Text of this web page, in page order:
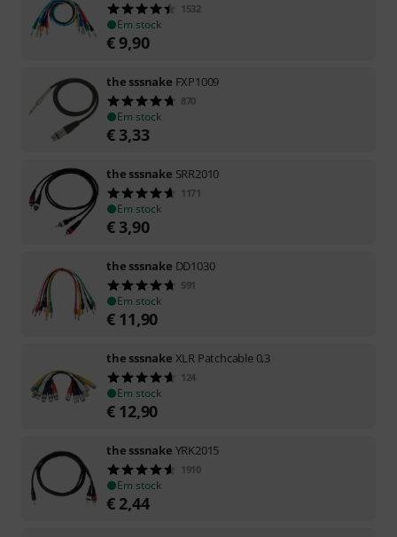
1532
Em stock
€9,90
the sssnake FXP1009
870
Em stock
€ 3,33
the sssnake SRR2010
1171
Em stock
€ 3,90
the sssnake DD1030
591
Em stock
€ 11,90
the sssnake XLR Patchcable 0,3
124
Em stock
€ 12,90
the sssnake YRK2015
1910
Em stock
€ 2,44